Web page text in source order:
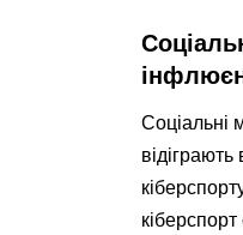
Соціальні